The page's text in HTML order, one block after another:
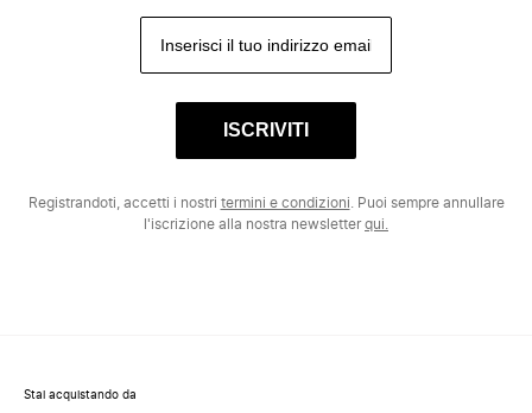
ISCRIVITI
Registrandoti, accetti i nostri termini e condizioni . Puoi sempre annullare
l'iscrizione alla nostra newsletterqui.
Stai acquistando da